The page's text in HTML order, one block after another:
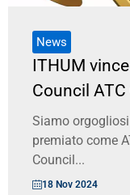
News
ITHUM
Council
Siamo
premiato come
Council...
18 Nov 2024